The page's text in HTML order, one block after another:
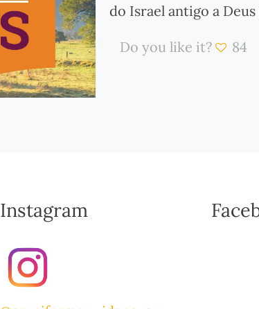
do Israel antigo a Deus
Do you like it? 84
Instagram